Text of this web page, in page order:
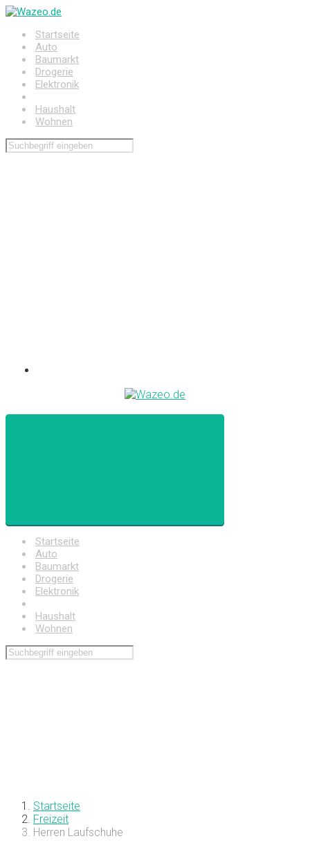
Zum
springenStartseite
Auto
Baumarkt
Drogerie
Elektronik
Haushalt
Wohnen
Startseite
Auto
Baumarkt
Drogerie
Elektronik
Haushalt
Wohnen
Startseite
Freizeit
Herren Laufschuhe